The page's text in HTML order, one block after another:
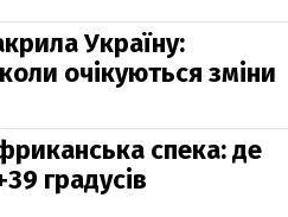
Україну:
очікуються зміни
спека: де
градусів